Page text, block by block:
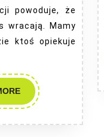
powoduje, że
wracają. Mamy
ktoś opiekuje
READ
MORE